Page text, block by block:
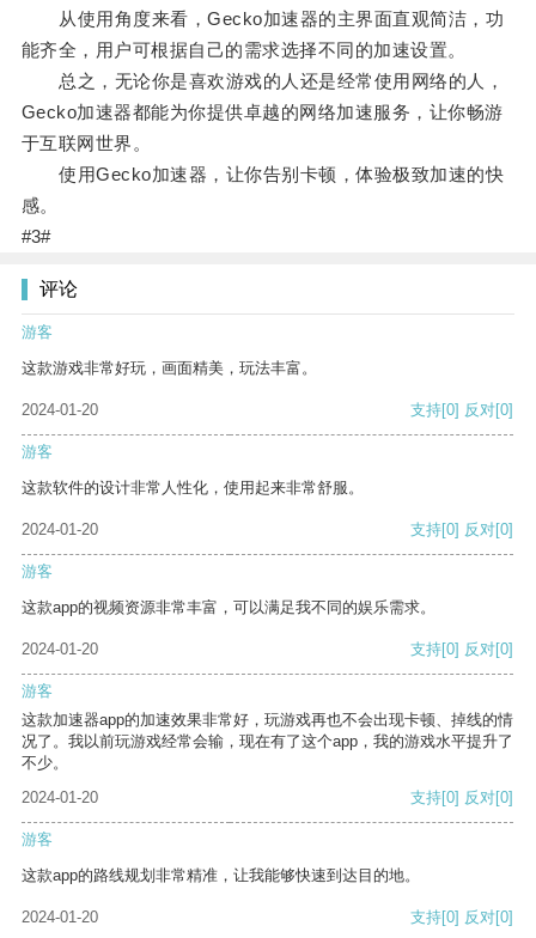
从使用角度来看，Gecko加速器的主界面直观简洁，功
能齐全，用户可根据自己的需求选择不同的加速设置。
总之，无论你是喜欢游戏的人还是经常使用网络的人，
Gecko加速器都能为你提供卓越的网络加速服务，让你畅游
于互联网世界。
使用Gecko加速器，让你告别卡顿，体验极致加速的快
感。
#3#
评论
游客
这款游戏非常好玩，画面精美，玩法丰富。
2024-01-20 支持[0] 反对[0]
游客
这款软件的设计非常人性化，使用起来非常舒服。
2024-01-20 支持[0] 反对[0]
游客
这款app的视频资源非常丰富，可以满足我不同的娱乐需求。
2024-01-20 支持[0] 反对[0]
游客
这款加速器app的加速效果非常好，玩游戏再也不会出现卡顿、掉线的情
况了。我以前玩游戏经常会输，现在有了这个app，我的游戏水平提升了
不少。
2024-01-20
支持[0] 反对[0]
游客
这款app的路线规划非常精准，让我能够快速到达目的地。
2024-01-20 支持[0] 反对[0]